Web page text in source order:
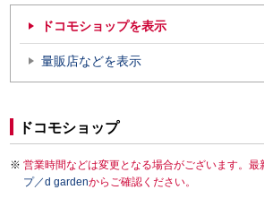
ドコモショップを表示
量販店などを表示
ドコモショップ
営業時間などは変更となる場合がございます。最
プ／d gardenからご確認ください。